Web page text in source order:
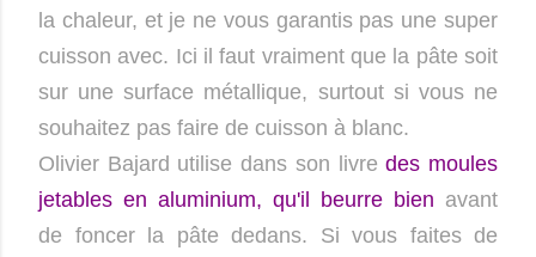
la chaleur, et je ne vous garantis pas une super
cuisson avec. Ici il faut vraiment que la pâte soit
sur une surface métallique, surtout si vous ne
souhaitez pas faire de cuisson à blanc.
Olivier Bajard utilise dans son livredes moules
jetables en aluminium, qu'il beurre bien avant
de foncer la pâte dedans. Si vous faites de